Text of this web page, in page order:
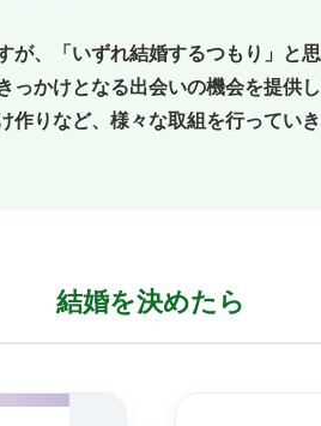
、「いずれ結婚するつもり」と
っかけとなる出会いの機会を提供
りなど、様々な取組を行っていき
結婚を決めたら